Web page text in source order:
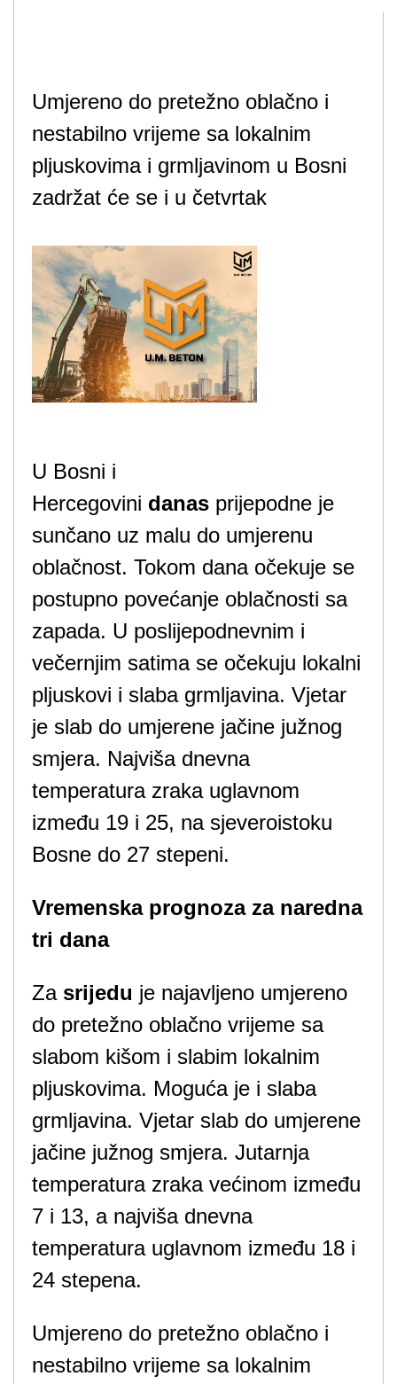
Umjereno do pretežno oblačno i
nestabilno vrijeme sa lokalnim
pljuskovima i grmljavinom u Bosni
zadržat će se i u četvrtak
U Bosni i
Hercegovini danas prijepodne je
sunčano uz malu do umjerenu
oblačnost. Tokom dana očekuje se
postupno povećanje oblačnosti sa
zapada. U poslijepodnevnim i
večernjim satima se očekuju lokalni
pljuskovi i slaba grmljavina. Vjetar
je slab do umjerene jačine južnog
smjera. Najviša dnevna
temperatura zraka uglavnom
između 19 i 25, na sjeveroistoku
Bosne do 27 stepeni.
Vremenska prognoza za naredna
tri dana
Za srijedu je najavljeno umjereno
do pretežno oblačno vrijeme sa
slabom kišom i slabim lokalnim
pljuskovima. Moguća je i slaba
grmljavina. Vjetar slab do umjerene
jačine južnog smjera. Jutarnja
temperatura zraka većinom između
7 i 13, a najviša dnevna
temperatura uglavnom između 18 i
24 stepena.
Umjereno do pretežno oblačno i
nestabilno vrijeme sa lokalnim